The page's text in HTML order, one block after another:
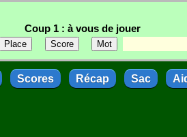
Coup 1 : à vous de jouer
Scores Récap Sac